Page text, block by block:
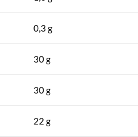
0,3 g
30 g
30 g
22 g